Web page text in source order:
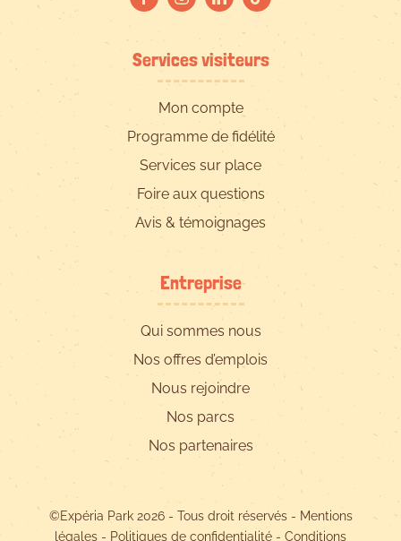
Services visiteurs
Mon compte
Programme de fidélité
Services sur place
Foire aux questions
Avis & témoignages
Entreprise
Qui sommes nous
Nos offres d’emplois
Nous rejoindre
Nos parcs
Nos partenaires
©Expéria Park 2026 - Tous droit réservés - Mentions
légales - Politiques de confidentialité - Conditions